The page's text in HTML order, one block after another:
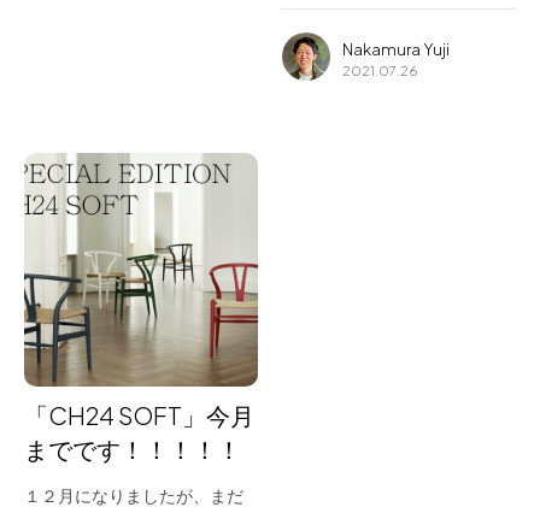
Nakamura Yuji
2021.07.26
「CH24 SOFT」今月
までです！！！！！
１２月になりましたが、まだ